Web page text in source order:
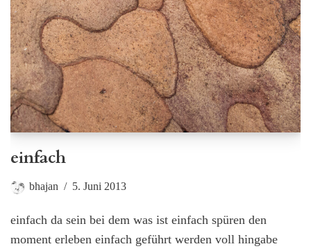
einfach
bhajan 5. Juni 2013
einfach da sein bei dem was ist einfach spüren den
moment erleben einfach geführt werden voll hingabe